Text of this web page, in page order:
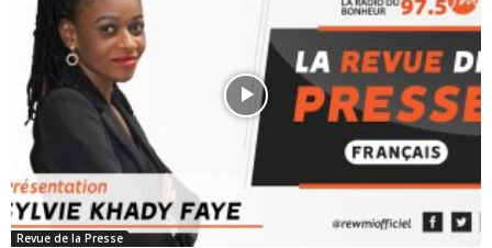
Revue de la Presse